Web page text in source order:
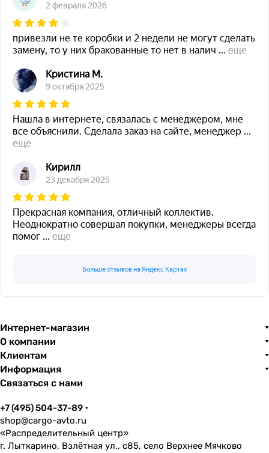
2 февраля 2026
привезли не те коробки и 2 недели не могут сделать
замену, то у них бракованные то нет в налич ... еще
Кристина М.
9 октября 2025
Нашла в интернете, связалась с менеджером, мне
все объяснили. Сделала заказ на сайте, менеджер ...
еще
Кирилл
23 декабря 2025
Прекрасная компания, отличный коллектив.
Неоднократно совершал покупки, менеджеры всегда
помог ... еще
Больше отзывов на Яндекс Картах
Интернет-магазин
О компании
Клиентам
Информация
Связаться с нами
+7 (495) 504-37-89
shop@cargo-avto.ru
«Распределительный центр»
г. Лыткарино, Взлётная ул., с85, село Верхнее Мячково